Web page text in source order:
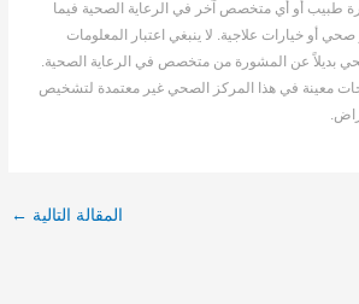
طبيب أو أي متخصص آخر في الرعاية الصحية فيما
أو خيارات علاجية. لا ينبغي اعتبار المعلومات
بديلاً عن المشورة من متخصص في الرعاية الصحية.
معينة في هذا المركز الصحي غير معتمدة لتشخيص
المقالة التالية ←